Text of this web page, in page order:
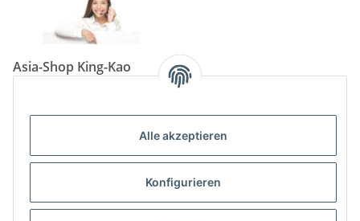
Alle akzeptieren
Konfigurieren
Asia-Shop King-Kao
Tel: (06825) 499-104
info@king-kao.de
Öffnungszeiten (Mo-Sa.) 9:00 - 19:00
Gesetzliche Informationen